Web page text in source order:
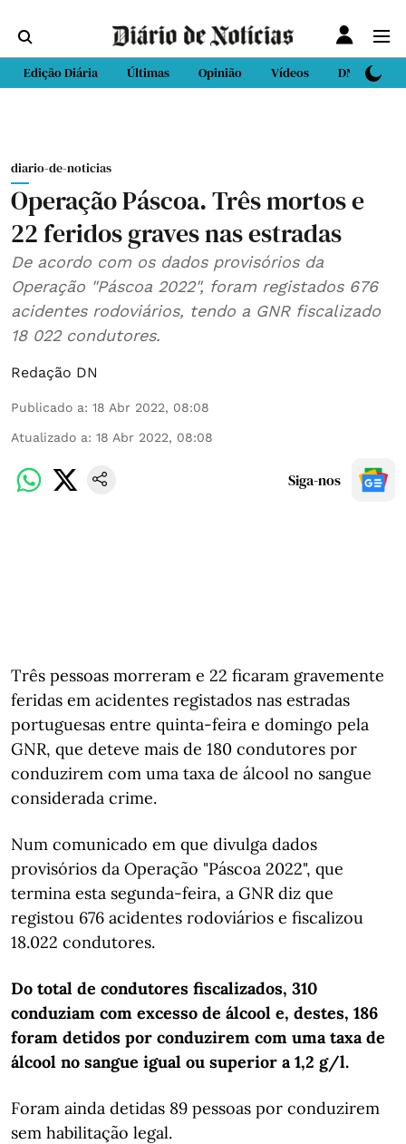
Edição Diária Últimas Opinião Vídeos DN Sport
diario-de-noticias
Operação Páscoa. Três mortos e
22 feridos graves nas estradas
De acordo com os dados provisórios da
Operação "Páscoa 2022", foram registados 676
acidentes rodoviários, tendo a GNR fiscalizado
18 022 condutores.
Redação DN
Publicado a: 18 Abr 2022, 08:08
Atualizado a: 18 Abr 2022, 08:08
Siga-nos
Três pessoas morreram e 22 ficaram gravemente
feridas em acidentes registados nas estradas
portuguesas entre quinta-feira e domingo pela
GNR, que deteve mais de 180 condutores por
conduzirem com uma taxa de álcool no sangue
considerada crime.
Num comunicado em que divulga dados
provisórios da Operação "Páscoa 2022", que
termina esta segunda-feira, a GNR diz que
registou 676 acidentes rodoviários e fiscalizou
18.022 condutores.
Do total de condutores fiscalizados, 310
conduziam com excesso de álcool e, destes, 186
foram detidos por conduzirem com uma taxa de
álcool no sangue igual ou superior a 1,2 g/l.
Foram ainda detidas 89 pessoas por conduzirem
sem habilitação legal.